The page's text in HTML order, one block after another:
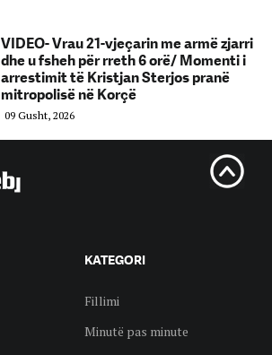
VIDEO- Vrau 21-vjeçarin me armë zjarri
dhe u fsheh për rreth 6 orë/ Momenti i
arrestimit të Kristjan Sterjos pranë
mitropolisë në Korçë
09 Gusht, 2026
KATEGORI
Fillimi
Minutë pas minute